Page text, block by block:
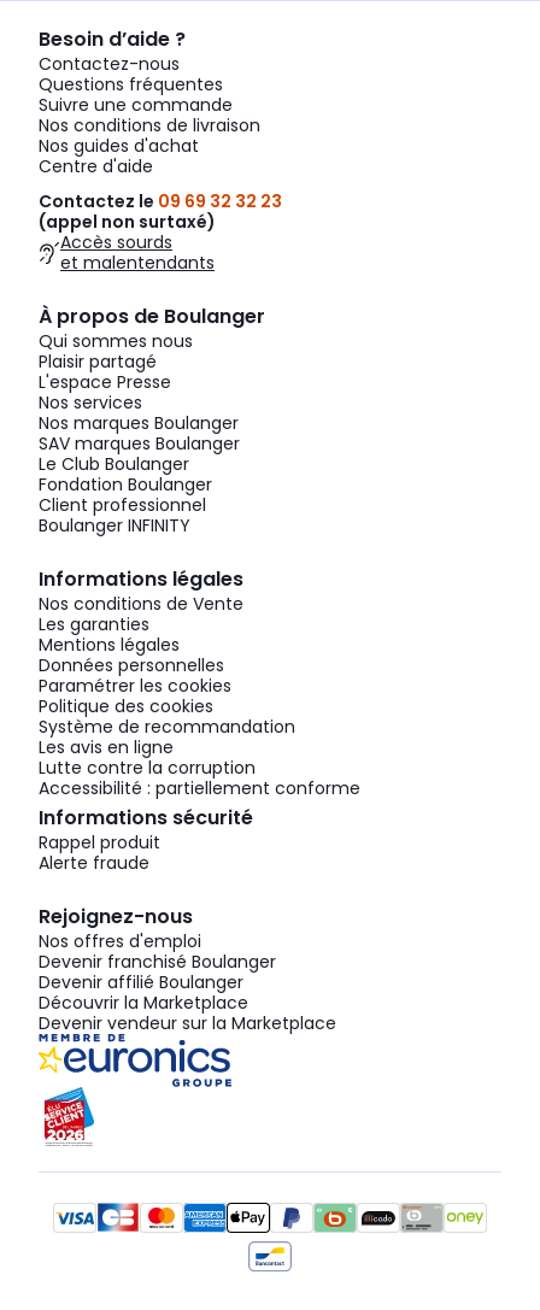
Besoin d’aide ?
Contactez-nous
Questions fréquentes
Suivre une commande
Nos conditions de livraison
Nos guides d'achat
Centre d'aide
Contactez le 09 69 32 32 23
(appel non surtaxé)
Accès sourds
et malentendants
À propos de Boulanger
Qui sommes nous
Plaisir partagé
L'espace Presse
Nos services
Nos marques Boulanger
SAV marques Boulanger
Le Club Boulanger
Fondation Boulanger
Client professionnel
Boulanger INFINITY
Informations légales
Nos conditions de Vente
Les garanties
Mentions légales
Données personnelles
Paramétrer les cookies
Politique des cookies
Système de recommandation
Les avis en ligne
Lutte contre la corruption
Accessibilité : partiellement conforme
Informations sécurité
Rappel produit
Alerte fraude
Rejoignez-nous
Nos offres d'emploi
Devenir franchisé Boulanger
Devenir affilié Boulanger
Découvrir la Marketplace
Devenir vendeur sur la Marketplace